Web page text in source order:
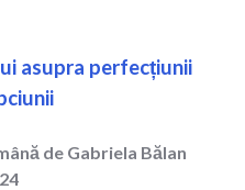
asupra perfecțiunii
de Gabriela Bălan